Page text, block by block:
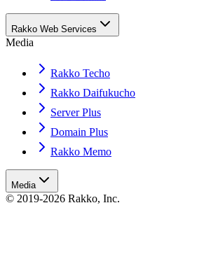
Rakko Web Services
Media
Rakko Techo
Rakko Daifukucho
Server Plus
Domain Plus
Rakko Memo
Media
© 2019-2026 Rakko, Inc.